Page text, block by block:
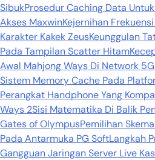
SibukProsedur Caching Data
Akses MaxwinKejernihan
Karakter Kakek ZeusKeunggulan
Pada Tampilan Scatter Hitam
Awal Mahjong Ways Di Network 5G
Sistem Memory Cache Pada
Perangkat Handphone Yang
Ways 2Sisi Matematika Di Balik
Gates of OlympusPemilihan
Pada Antarmuka PG SoftLangkah
Gangguan Jaringan Server Live